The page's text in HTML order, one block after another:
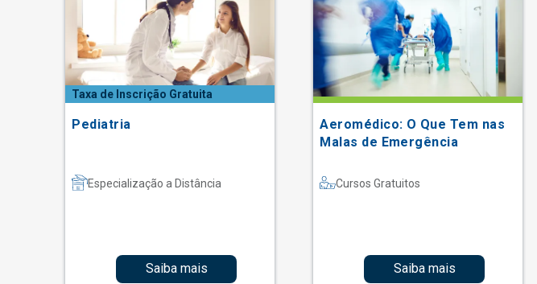
Taxa de Inscrição Gratuita
Pediatria
Especialização a Distância
Saiba mais
Aeromédico: O Que Tem nas
Malas de Emergência
Cursos Gratuitos
Saiba mais